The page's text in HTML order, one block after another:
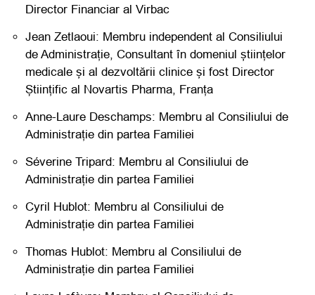
Director Financiar al Virbac
Jean Zetlaoui: Membru independent al Consiliului
de Administrație, Consultant în domeniul științelor
medicale și al dezvoltării clinice și fost Director
Științific al Novartis Pharma, Franța
Anne-Laure Deschamps: Membru al Consiliului de
Administrație din partea Familiei
Séverine Tripard: Membru al Consiliului de
Administrație din partea Familiei
Cyril Hublot: Membru al Consiliului de
Administrație din partea Familiei
Thomas Hublot: Membru al Consiliului de
Administrație din partea Familiei